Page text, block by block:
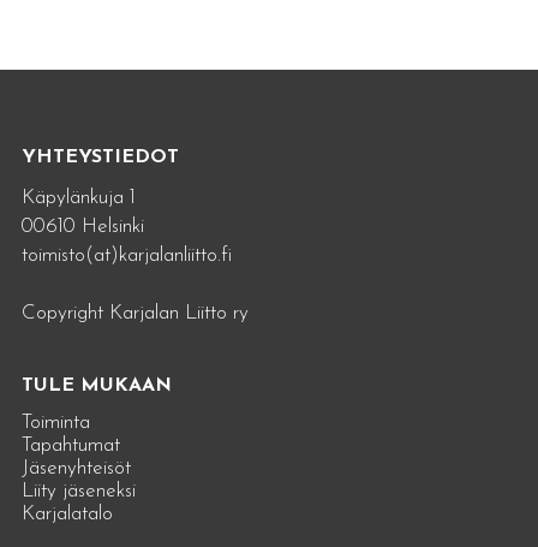
YHTEYSTIEDOT
Käpylänkuja 1
00610 Helsinki
toimisto(at)karjalanliitto.fi
Copyright Karjalan Liitto ry
TULE MUKAAN
Toiminta
Tapahtumat
Jäsenyhteisöt
Liity jäseneksi
Karjalatalo